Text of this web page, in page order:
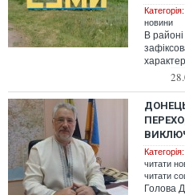
Категорія:
новини
В
Категорія:
читати
читати
Голова